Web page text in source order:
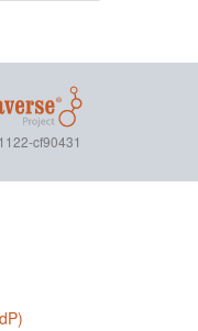
cf90431